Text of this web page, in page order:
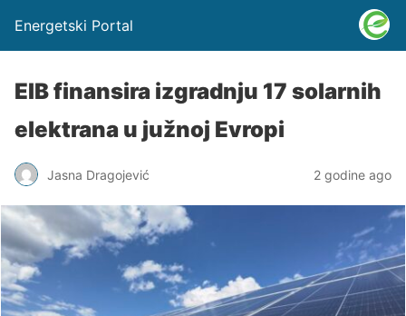
Energetski Portal
EIB finansira izgradnju 17 solarnih
elektrana u južnoj Evropi
Jasna Dragojević 2 godine ago